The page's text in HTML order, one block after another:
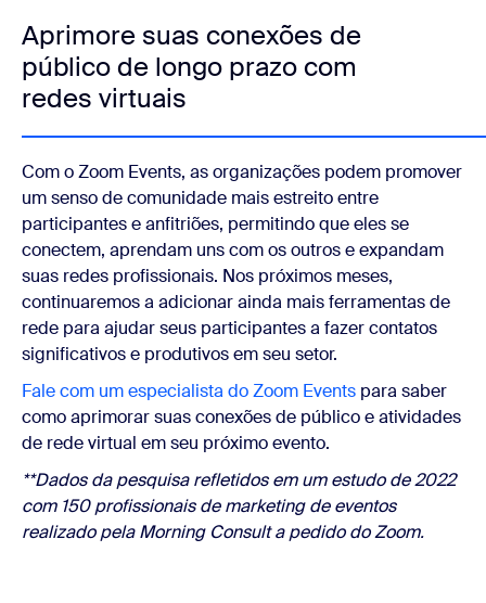
Aprimore suas conexões de
público de longo prazo com
redes virtuais
Com o Zoom Events, as organizações podem promover
um senso de comunidade mais estreito entre
participantes e anfitriões, permitindo que eles se
conectem, aprendam uns com os outros e expandam
suas redes profissionais. Nos próximos meses,
continuaremos a adicionar ainda mais ferramentas de
rede para ajudar seus participantes a fazer contatos
significativos e produtivos em seu setor.
Fale com um especialista do Zoom Events para saber
como aprimorar suas conexões de público e atividades
de rede virtual em seu próximo evento.
**Dados da pesquisa refletidos em um estudo de 2022
com 150 profissionais de marketing de eventos
realizado pela Morning Consult a pedido do Zoom.